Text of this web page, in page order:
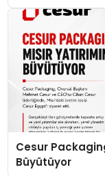
Cesur
Büyütüyor